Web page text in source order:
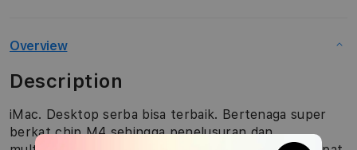
Overview
Description
iMac. Desktop serba bisa terbaik. Bertenaga super
berkat chip M4 sehingga penelusuran dan